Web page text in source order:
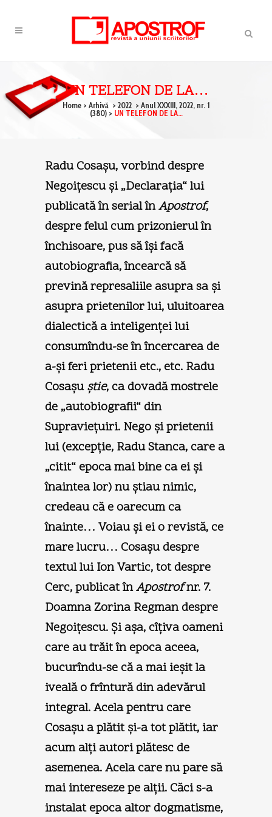
UN TELEFON DE LA…
Home> Arhivă > 2022 > Anul XXXIII, 2022, nr. 1
(380)> UN TELEFON DE LA…
Radu Cosaşu, vorbind despre
Negoiţescu şi „Declaraţia“ lui
publicată în serial înApostrof,
despre felul cum prizonierul în
închisoare, pus să îşi facă
autobiografia, încearcă să
prevină represaliile asupra sa şi
asupra prietenilor lui, uluitoarea
dialectică a inteligenţei lui
consumîndu-se în încercarea de
a-şi feri prietenii etc., etc. Radu
Cosaşuştie, ca dovadă mostrele
de „autobiografii“ din
Supravieţuiri. Nego şi prietenii
lui (excepţie, Radu Stanca, care a
„citit“ epoca mai bine ca ei şi
înaintea lor) nu ştiau nimic,
credeau că e oarecum ca
înainte… Voiau şi ei o revistă, ce
mare lucru… Cosaşu despre
textul lui Ion Vartic, tot despre
Cerc, publicat înApostrofnr. 7.
Doamna Zorina Regman despre
Negoiţescu. Şi aşa, cîţiva oameni
care au trăit în epoca aceea,
bucurîndu-se că a mai ieşit la
iveală o frîntură din adevărul
integral. Acela pentru care
Cosaşu a plătit şi-a tot plătit, iar
acum alţi autori plătesc de
asemenea. Acela care nu pare să
mai intereseze pe alţii. Căci s-a
instalat epoca altor dogmatisme,